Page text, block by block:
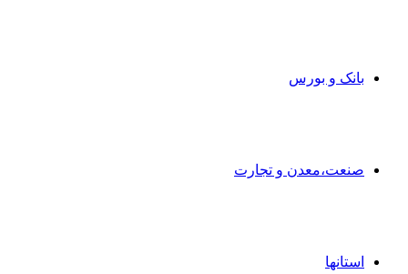
بانک و بورس
صنعت،معدن و تجارت
استانها